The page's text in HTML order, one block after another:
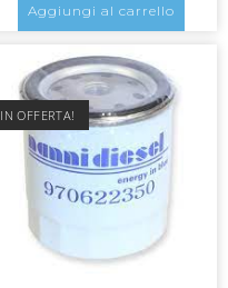
Aggiungi al carrello
IN OFFERTA!